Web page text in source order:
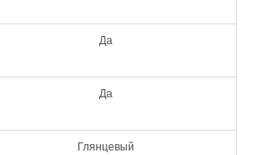
Да
Да
Глянцевый